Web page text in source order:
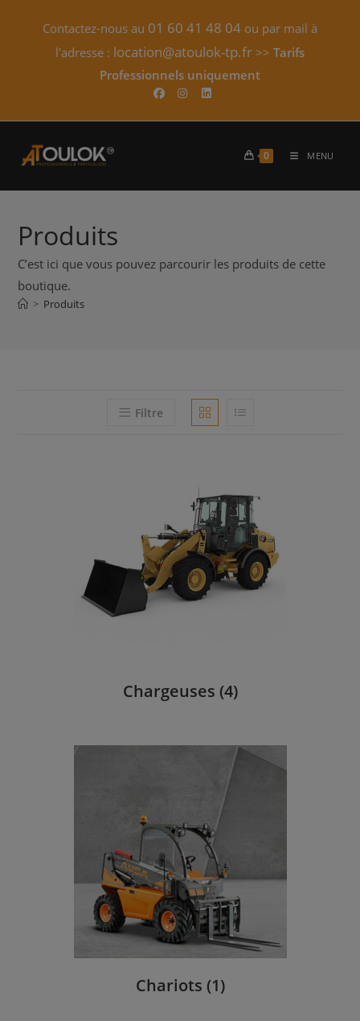
Contactez-nous au 01 60 41 48 04 ou par mail à
l'adresse : location@atoulok-tp.fr >> Tarifs
Professionnels uniquement​
0 MENU
Produits
C’est ici que vous pouvez parcourir les produits de cette
boutique.
> Produits
Filtre
Chargeuses (4)
Chariots (1)